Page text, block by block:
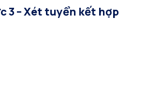
3 – Xét tuyển kết hợp